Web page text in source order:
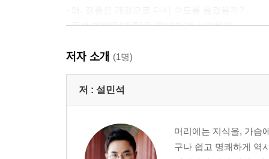
- 동생 이방원(태종)을 ‘왕세자’로 선언하다
【 제3대 태종 】
진짜 호랑이. 조선 유일! 과거에 합격한 임금? 왕권
【 제4대 세종 】
저자 소개 (1명)
저 : 설민석
머리에는 지식을, 가슴
구나 쉽고 명쾌하게 역